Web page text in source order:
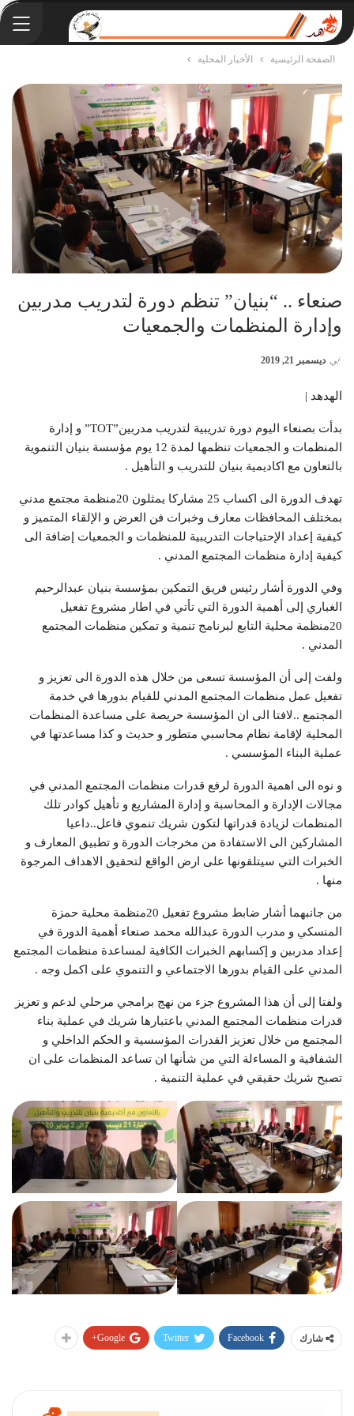
الصفحة الرئيسية الأخبار المحلية
صنعاء .. “بنيان” تنظم دورة لتدريب مدربين
وإدارة المنظمات والجمعيات
في ديسمبر 21, 2019
الهدهد |
بدأت بصنعاء اليوم دورة تدريبية لتدريب مدربين”TOT” و إدارة
المنظمات و الجمعيات تنظمها لمدة 12 يوم مؤسسة بنيان التنموية
بالتعاون مع اكاديمية بنيان للتدريب و التأهيل .
تهدف الدورة الى اكساب 25 مشاركا يمثلون 20منظمة مجتمع مدني
بمختلف المحافظات معارف وخبرات فن العرض و الإلقاء المتميز و
كيفية إعداد الإحتياجات التدريبية للمنظمات و الجمعيات إضافة الى
كيفية إدارة منظمات المجتمع المدني .
وفي الدورة أشار رئيس فريق التمكين بمؤسسة بنيان عبدالرحيم
الغباري إلى أهمية الدورة التي تأتي في اطار مشروع تفعيل
20منظمة محلية التابع لبرنامج تنمية و تمكين منظمات المجتمع
المدني .
ولفت إلى أن المؤسسة تسعى من خلال هذه الدورة الى تعزيز و
تفعيل عمل منظمات المجتمع المدني للقيام بدورها في خدمة
المجتمع ..لافتا الى ان المؤسسة حريصة على مساعدة المنظمات
المحلية لإقامة نظام محاسبي متطور و حديث و كذا مساعدتها في
عملية البناء المؤسسي .
و نوه الى اهمية الدورة لرفع قدرات منظمات المجتمع المدني في
مجالات الإدارة و المحاسبة و إدارة المشاريع و تأهيل كوادر تلك
المنظمات لزيادة قدراتها لتكون شريك تنموي فاعل..داعيا
المشاركين الى الاستفادة من مخرجات الدورة و تطبيق المعارف و
الخبرات التي سيتلقونها على ارض الواقع لتحقيق الاهداف المرجوة
منها .
من جانبهما أشار ضابط مشروع تفعيل 20منظمة محلية حمزة
المنسكي و مدرب الدورة عبدالله محمد صنعاء أهمية الدورة في
إعداد مدربين و إكسابهم الخبرات الكافية لمساعدة منظمات المجتمع
المدني على القيام بدورها الاجتماعي و التنموي على اكمل وجه .
ولفتا إلى أن هذا المشروع جزء من نهج برامجي مرحلي لدعم و تعزيز
قدرات منظمات المجتمع المدني باعتبارها شريك في عملية بناء
المجتمع من خلال تعزيز القدرات المؤسسية و الحكم الداخلي و
الشفافية و المساءلة التي من شأنها ان تساعد المنظمات على ان
تصبح شريك حقيقي في عملية التنمية .
شارك Facebook
Twitter
Google+